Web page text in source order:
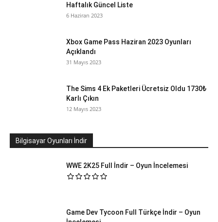
Haftalık Güncel Liste
6 Haziran 2023
Xbox Game Pass Haziran 2023 Oyunları
Açıklandı
31 Mayıs 2023
The Sims 4 Ek Paketleri Ücretsiz Oldu 1730₺
Karlı Çıkın
12 Mayıs 2023
Bilgisayar Oyunları İndir
WWE 2K25 Full İndir – Oyun İncelemesi
Game Dev Tycoon Full Türkçe İndir – Oyun